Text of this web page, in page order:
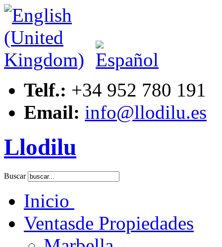
Telf.: +34 952 780 191
Email: info@llodilu.es
Llodilu
Buscar
Inicio
Ventasde Propiedades